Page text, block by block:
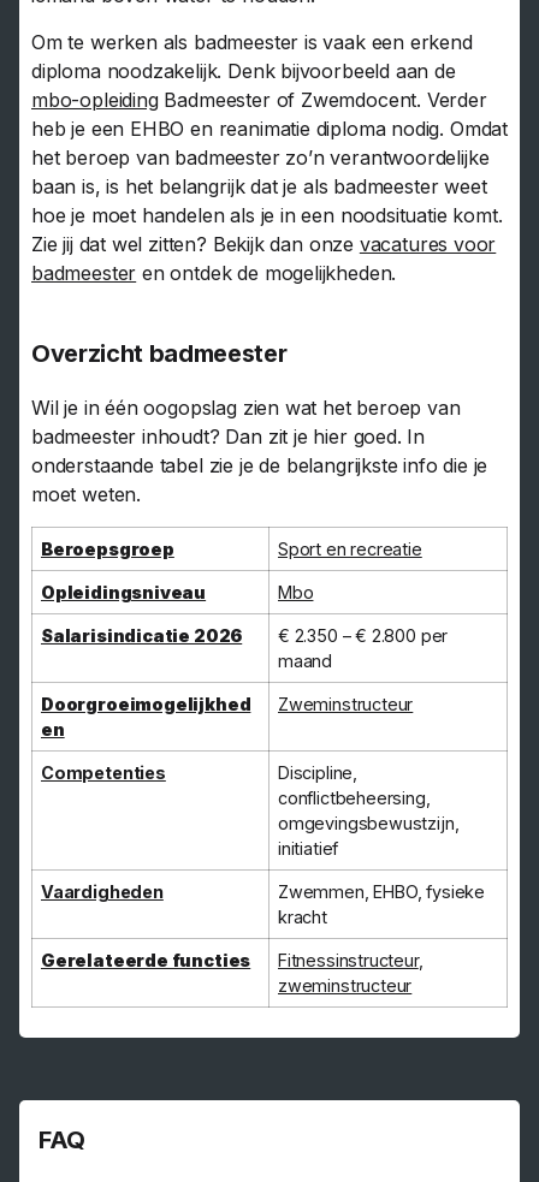
Om te werken als badmeester is vaak een erkend
diploma noodzakelijk. Denk bijvoorbeeld aan de
mbo-opleidingBadmeester of Zwemdocent. Verder
heb je een EHBO en reanimatie diploma nodig. Omdat
het beroep van badmeester zo’n verantwoordelijke
baan is, is het belangrijk dat je als badmeester weet
hoe je moet handelen als je in een noodsituatie komt.
Zie jij dat wel zitten? Bekijk dan onze vacatures voor
badmeester en ontdek de mogelijkheden.
Overzicht badmeester
Wil je in één oogopslag zien wat het beroep van
badmeester inhoudt? Dan zit je hier goed. In
onderstaande tabel zie je de belangrijkste info die je
moet weten.
Beroepsgroep Sport en recreatie
Opleidingsniveau Mbo
Salarisindicatie 2026
€ 2.350 – € 2.800 per
maand
Doorgroeimogelijkhed
en
Zweminstructeur
Competenties
Discipline,
conflictbeheersing,
omgevingsbewustzijn,
initiatief
Vaardigheden
Zwemmen, EHBO, fysieke
kracht
Gerelateerde functies Fitnessinstructeur,
zweminstructeur
FAQ